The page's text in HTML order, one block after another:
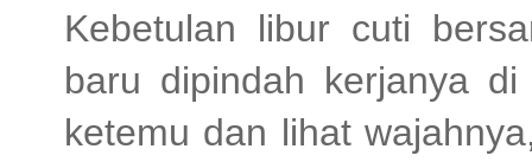
Kebetulan libur cuti
baru dipindah kerjanya
ketemu dan lihat